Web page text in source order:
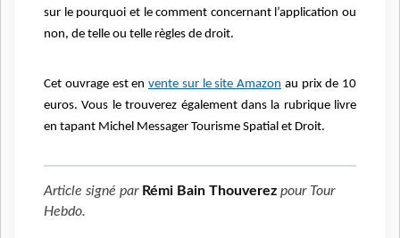
sur le pourquoi et le comment concernant l’application ou
non, de telle ou telle règles de droit.
Cet ouvrage est en vente sur le site Amazon au prix de 10
euros. Vous le trouverez également dans la rubrique livre
en tapant Michel Messager Tourisme Spatial et Droit.
Article signé par Rémi Bain Thouverez pour Tour
Hebdo.